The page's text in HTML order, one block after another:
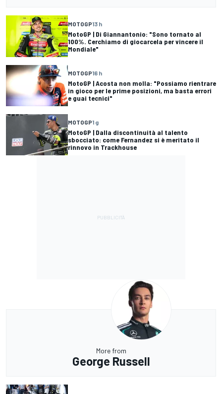
MOTOGP13 h
MotoGP | Di Giannantonio: "Sono tornato al
100%. Cerchiamo di giocarcela per vincere il
Mondiale"
MOTOGP16 h
MotoGP | Acosta non molla: "Possiamo rientrare
in gioco per le prime posizioni, ma basta errori
e guai tecnici"
MOTOGP1 g
MotoGP | Dalla discontinuità al talento
sbocciato: come Fernandez si è meritato il
rinnovo in Trackhouse
More from
George Russell